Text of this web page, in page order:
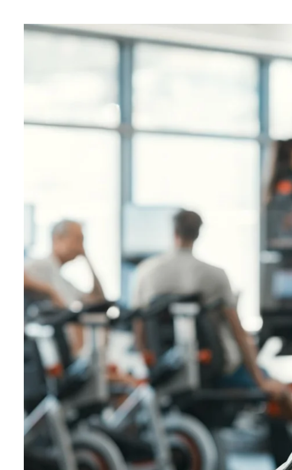
Martin's Brugge
Bruges, 3*
Martin's Brussels EU
Martin's Château du Lac
Genval, 5*
Martin's Manoir
Genval, 4*
Martin's Louvain-la-NeuveLouvain-la-Neuve, 3*
Martin's All Suites
Martin's KloosterLouvain, 4*
Martin's Patershof Malines, 4*
Martin's Dream Hotel Mons, 4*
Martin's Red
Tubize, 4*
DEntdecken Sie alle unsere Hotels